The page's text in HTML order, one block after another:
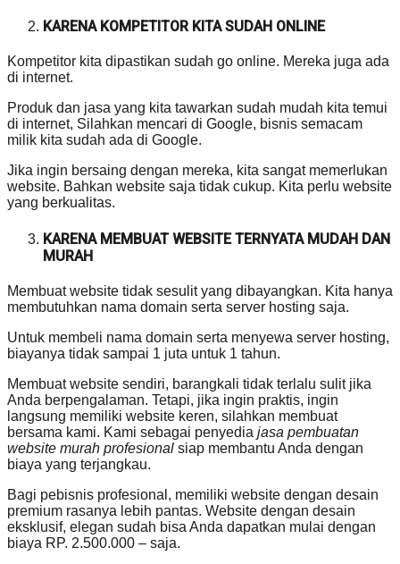
KARENA KOMPETITOR KITA SUDAH ONLINE
Kompetitor kita dipastikan sudah go online. Mereka juga ada
di internet.
Produk dan jasa yang kita tawarkan sudah mudah kita temui
di internet, Silahkan mencari di Google, bisnis semacam
milik kita sudah ada di Google.
Jika ingin bersaing dengan mereka, kita sangat memerlukan
website. Bahkan website saja tidak cukup. Kita perlu website
yang berkualitas.
KARENA MEMBUAT WEBSITE TERNYATA MUDAH DAN
MURAH
Membuat website tidak sesulit yang dibayangkan. Kita hanya
membutuhkan nama domain serta server hosting saja.
Untuk membeli nama domain serta menyewa server hosting,
biayanya tidak sampai 1 juta untuk 1 tahun.
Membuat website sendiri, barangkali tidak terlalu sulit jika
Anda berpengalaman. Tetapi, jika ingin praktis, ingin
langsung memiliki website keren, silahkan membuat
bersama kami. Kami sebagai penyedia jasa pembuatan
website murah profesional siap membantu Anda dengan
biaya yang terjangkau.
Bagi pebisnis profesional, memiliki website dengan desain
premium rasanya lebih pantas. Website dengan desain
eksklusif, elegan sudah bisa Anda dapatkan mulai dengan
biaya RP. 2.500.000 – saja.